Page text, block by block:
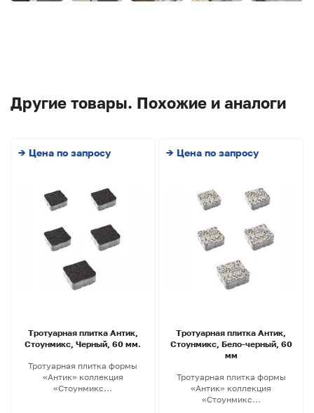
Другие товары. Похожие и аналоги
→ Цена по запросу
Тротуарная плитка Антик,
Стоунмикс, Черный, 60 мм.
Тротуарная плитка формы
«Антик» коллекция
«Стоунмикс...
→ Цена по запросу
Тротуарная плитка Антик,
Стоунмикс, Бело-черный, 60
мм
Тротуарная плитка формы
«Антик» коллекция
«Стоунмикс...